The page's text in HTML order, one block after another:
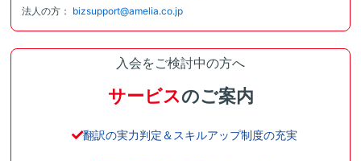
法人の方： bizsupport@amelia.co.jp
入会をご検討中の方へ
サービスのご案内
翻訳の実力判定＆スキルアップ制度の充実